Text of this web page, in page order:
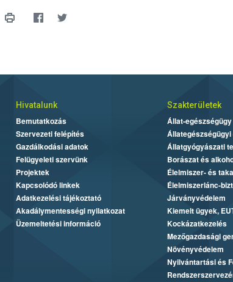
Hivatalunk
Bemutatkozás
Szervezeti felépítés
Gazdálkodási adatok
Felügyeleti szervünk
Projektek
Kapcsolódó linkek
Adatkezelési tájékoztató
Akadálymentességi nyilatkozat
Üzemeltetési információ
Szakterületek
Állat-
Állatgyógyászati
Borászat és
Élelmiszer- és
Élelmiszerlánc-
Járványvédelem
Kiemelt ügyek,
Kockázatkezelés
Mezőgazdasági
Növényvédelem
Nyilvántartási és